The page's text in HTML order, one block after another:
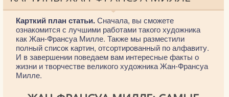
Карткий план статьи.Сначала, вы сможете
ознакомится с лучшими работами такого художника
как Жан-Франсуа Милле. Также мы разместили
полный список картин, отсортированный по алфавиту.
И в завершении поведаем вам интересные факты о
жизни и творчестве великого художника Жан-Франсуа
Милле.